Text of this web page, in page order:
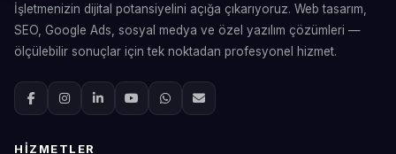
İşletmenizin dijital potansiyelini açığa çıkarıyoruz. Web tasarım,
SEO, Google Ads, sosyal medya ve özel yazılım çözümleri —
ölçülebilir sonuçlar için tek noktadan profesyonel hizmet.
HIZMETLER